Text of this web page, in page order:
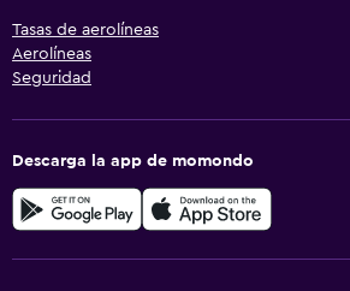
Tasas de aerolíneas
Aerolíneas
Seguridad
Descarga la app de momondo